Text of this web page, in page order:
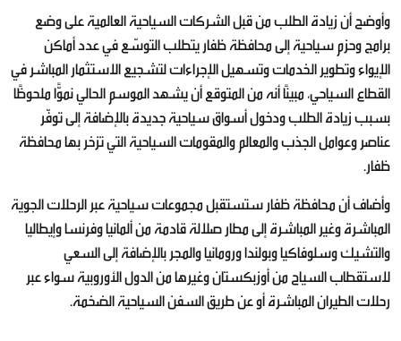
وأوضح أن زيادة الطلب من قبل الشركات السياحية العالمية على وضع
برامج وحزم سياحية إلى محافظة ظفار يتطلب التوسّع في عدد أماكن
الإيواء وتطوير الخدمات وتسهيل الإجراءات لتشجيع الاستثمار المباشر في
القطاع السياحي، مبينًا أنه من المتوقع أن يشهد الموسم الحالي نموًّا ملحوظًا
بسبب زيادة الطلب ودخول أسواق سياحية جديدة بالإضافة إلى توفّر
عناصر وعوامل الجذب والمعالم والمقومات السياحية التي تزخر بها محافظة
ظفار.
وأضاف أن محافظة ظفار ستستقبل مجموعات سياحية عبر الرحلات الجوية
المباشرة وغير المباشرة إلى مطار صلالة قادمة من ألمانيا وفرنسا وإيطاليا
والتشيك وسلوفاكيا وبولندا ورومانيا والمجر بالإضافة إلى السعي
لاستقطاب السياح من أوزبكستان وغيرها من الدول الأوروبية سواء عبر
رحلات الطيران المباشرة أو عن طريق السفن السياحية الضخمة.